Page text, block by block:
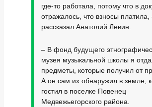
где-то работала, потому что в
отражалось, что взносы
рассказал Анатолий Левин.
– В фонд будущего
музея музыкальной школы я
предметы, которые получил от
А он сам их обнаружил в земле,
гостил в поселке Повенец
Медвежьегорского района.